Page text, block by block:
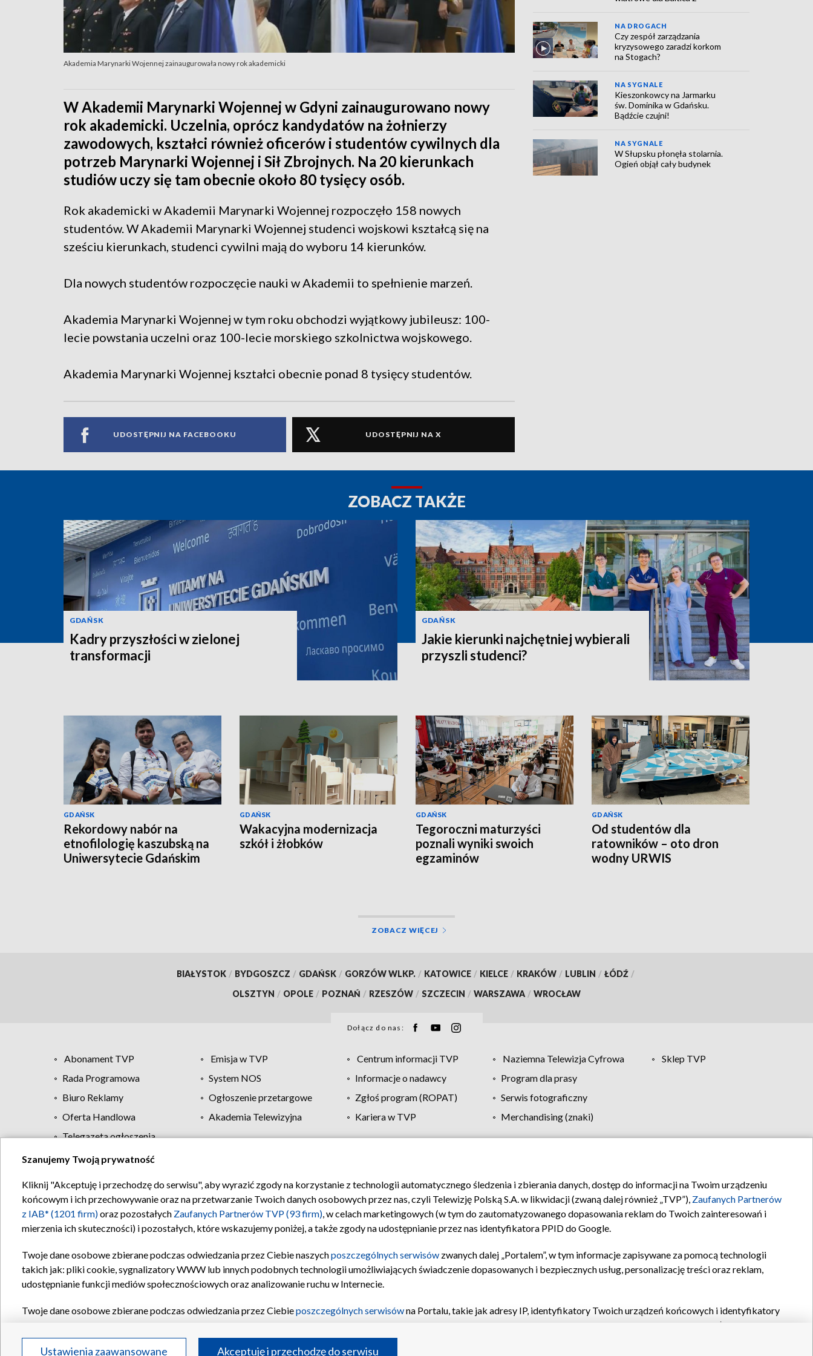
Akademia Marynarki Wojennej zainaugurowała nowy rok akademicki
W Akademii Marynarki Wojennej w Gdyni zainaugurowano nowy
rok akademicki. Uczelnia, oprócz kandydatów na żołnierzy
zawodowych, kształci również oficerów i studentów cywilnych dla
potrzeb Marynarki Wojennej i Sił Zbrojnych. Na 20 kierunkach
studiów uczy się tam obecnie około 80 tysięcy osób.
Rok akademicki w Akademii Marynarki Wojennej rozpoczęło 158 nowych
studentów. W Akademii Marynarki Wojennej studenci wojskowi kształcą się na
sześciu kierunkach, studenci cywilni mają do wyboru 14 kierunków.
Dla nowych studentów rozpoczęcie nauki w Akademii to spełnienie marzeń.
Akademia Marynarki Wojennej w tym roku obchodzi wyjątkowy jubileusz: 100-
lecie powstania uczelni oraz 100-lecie morskiego szkolnictwa wojskowego.
Akademia Marynarki Wojennej kształci obecnie ponad 8 tysięcy studentów.
UDOSTĘPNIJ NA FACEBOOKU UDOSTĘPNIJ NA X
NA DROGACH
Czy zespół zarządzania
kryzysowego zaradzi korkom
na Stogach?
NA SYGNALE
Kieszonkowcy na Jarmarku
św. Dominika w Gdańsku.
Bądźcie czujni!
NA SYGNALE
W Słupsku płonęła stolarnia.
Ogień objął cały budynek
ZOBACZ TAKŻE
GDAŃSK
Kadry przyszłości w zielonej
transformacji
GDAŃSK
Jakie kierunki najchętniej wybierali
przyszli studenci?
GDAŃSK
Rekordowy nabór na
etnofilologię kaszubską na
Uniwersytecie Gdańskim
GDAŃSK
Wakacyjna modernizacja
szkół i żłobków
GDAŃSK
Tegoroczni maturzyści
poznali wyniki swoich
egzaminów
GDAŃSK
Od studentów dla
ratowników – oto dron
wodny URWIS
ZOBACZ WIĘCEJ
BIAŁYSTOK / BYDGOSZCZ / GDAŃSK / GORZÓW WLKP. / KATOWICE / KIELCE / KRAKÓW / LUBLIN / ŁÓDŹ /
OLSZTYN / OPOLE / POZNAŃ / RZESZÓW / SZCZECIN / WARSZAWA / WROCŁAW
Dołącz do nas:
Abonament TVP Emisja w TVP Centrum informacji TVP Naziemna Telewizja Cyfrowa
Sklep TVP
Rada Programowa
System NOS Informacje o nadawcy
Program dla prasy
Biuro Reklamy
Ogłoszenie przetargowe Zgłoś program (ROPAT)
Serwis fotograficzny
Oferta Handlowa
Akademia Telewizyjna Kariera w TVP
Merchandising (znaki)
Telegazeta ogłoszenia
Regulamin TVP Polityka prywatności Moje zgody Pomoc Biuro reklamy Kontakt
Szanujemy Twoją prywatność
Kliknij "Akceptuję i przechodzę do serwisu", aby wyrazić zgody na korzystanie z technologii automatycznego śledzenia i zbierania danych, dostęp do informacji na Twoim urządzeniu
końcowym i ich przechowywanie oraz na przetwarzanie Twoich danych osobowych przez nas, czyli Telewizję Polską S.A. w likwidacji (zwaną dalej również „TVP”), Zaufanych Partnerów
z IAB* (1201 firm)oraz pozostałych Zaufanych Partnerów TVP (93 firm), w celach marketingowych (w tym do zautomatyzowanego dopasowania reklam do Twoich zainteresowań i
mierzenia ich skuteczności) i pozostałych, które wskazujemy poniżej, a także zgody na udostępnianie przez nas identyfikatora PPID do Google.
Twoje dane osobowe zbierane podczas odwiedzania przez Ciebie naszychposzczególnych serwisów zwanych dalej „Portalem”, w tym informacje zapisywane za pomocą technologii
takich jak: pliki cookie, sygnalizatory WWW lub innych podobnych technologii umożliwiających świadczenie dopasowanych i bezpiecznych usług, personalizację treści oraz reklam,
udostępnianie funkcji mediów społecznościowych oraz analizowanie ruchu w Internecie.
Twoje dane osobowe zbierane podczas odwiedzania przez Ciebieposzczególnych serwisówna Portalu, takie jak adresy IP, identyfikatory Twoich urządzeń końcowych i identyfikatory
oraz pozostałych
Partnerów TVPdla realizacji następujących celów i funkcji: przechowywania informacji na urządzeniu lub dostęp do nich, wyboru podstawowych reklam, wyboru spersonalizowanych
Ustawienia zaawansowane Akceptuję i przechodzę do serwisu